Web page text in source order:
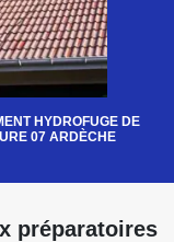
HYDROFUGE DE
07 ARDÈCHE
préparatoires